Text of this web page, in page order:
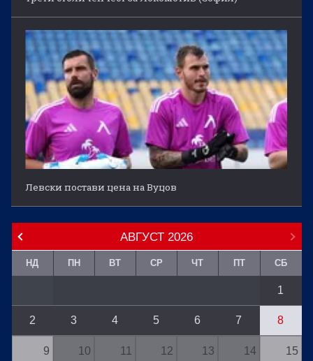
Левски постави цена на Вуцов
АВГУСТ 2026
НД ПН ВТ СР ЧТ ПТ СБ
1
2 3 4 5 6 7 8
9 10 11 12 13 14 15